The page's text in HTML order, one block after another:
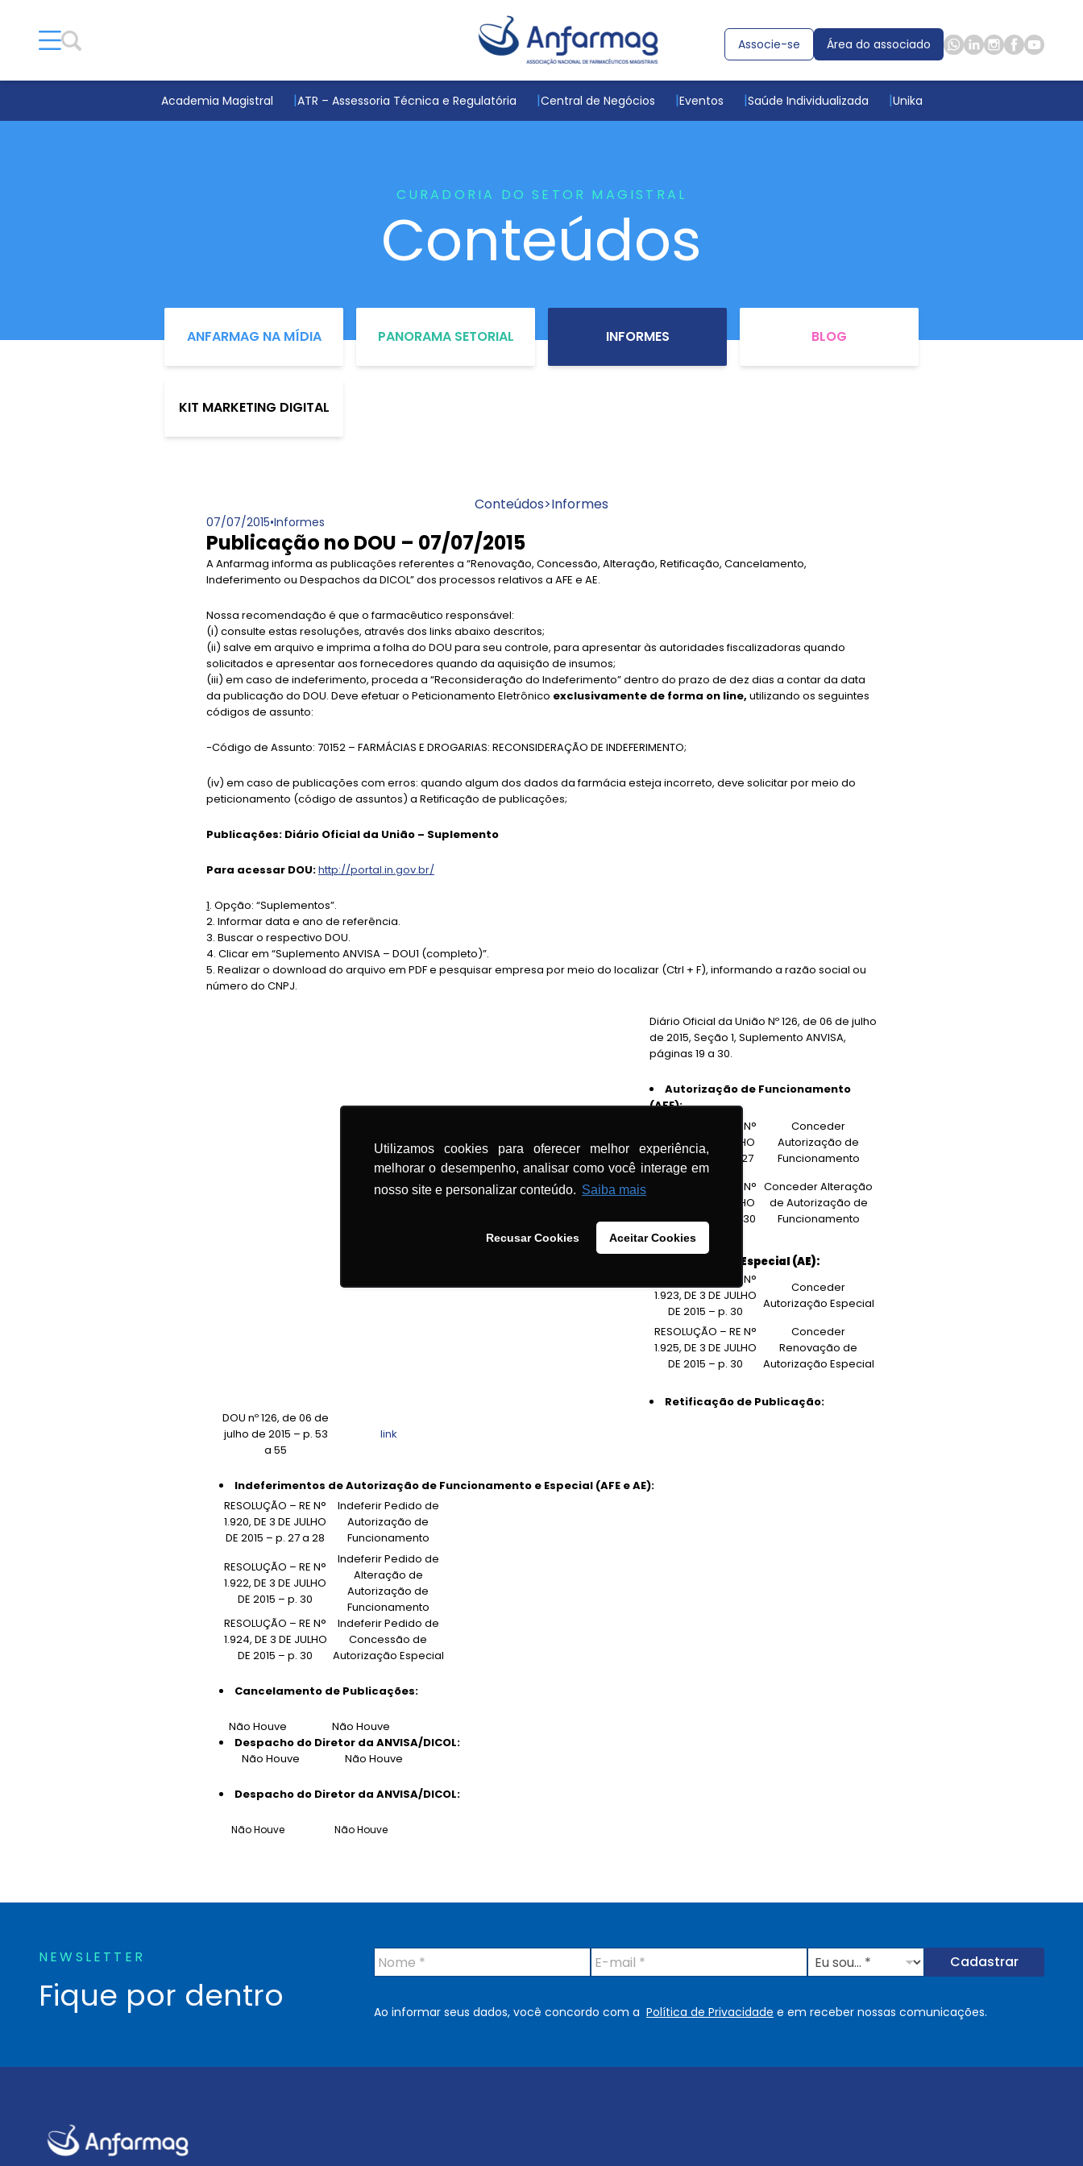
Utilizamos cookies para oferecer melhor experiência,
melhorar o desempenho, analisar como você interage em
nosso site e personalizar conteúdo. Saiba mais
Recusar Cookies Aceitar Cookies
Associe-se Área do associado
Academia Magistral ATR – Assessoria Técnica e Regulatória Central de Negócios Eventos Saúde Individualizada Unika
CURADORIA DO SETOR MAGISTRAL
Conteúdos
ANFARMAG NA MÍDIA PANORAMA SETORIAL INFORMES BLOG
KIT MARKETING DIGITAL
Conteúdos>Informes
07/07/2015•Informes
Publicação no DOU – 07/07/2015
A Anfarmag informa as publicações referentes a “Renovação, Concessão, Alteração, Retificação, Cancelamento,
Indeferimento ou Despachos da DICOL” dos processos relativos a AFE e AE.
Nossa recomendação é que o farmacêutico responsável:
(i) consulte estas resoluções, através dos links abaixo descritos;
(ii) salve em arquivo e imprima a folha do DOU para seu controle, para apresentar às autoridades fiscalizadoras quando
solicitados e apresentar aos fornecedores quando da aquisição de insumos;
(iii) em caso de indeferimento, proceda a “Reconsideração do Indeferimento” dentro do prazo de dez dias a contar da data
da publicação do DOU. Deve efetuar o Peticionamento Eletrônico exclusivamente de forma on line, utilizando os seguintes
códigos de assunto:
-Código de Assunto: 70152 – FARMÁCIAS E DROGARIAS: RECONSIDERAÇÃO DE INDEFERIMENTO;
(iv) em caso de publicações com erros: quando algum dos dados da farmácia esteja incorreto, deve solicitar por meio do
peticionamento (código de assuntos) a Retificação de publicações;
Publicações: Diário Oficial da União – Suplemento
Para acessar DOU:http://portal.in.gov.br/
1. Opção: “Suplementos”.
2. Informar data e ano de referência.
3. Buscar o respectivo DOU.
4. Clicar em “Suplemento ANVISA – DOU1 (completo)”.
5. Realizar o download do arquivo em PDF e pesquisar empresa por meio do localizar (Ctrl + F), informando a razão social ou
número do CNPJ.
Diário Oficial da União Nº 126, de 06 de julho
de 2015, Seção 1, Suplemento ANVISA,
páginas 19 a 30.
Autorização de Funcionamento
(AFE):
RESOLUÇÃO – RE N°
1.919, DE 3 DE JULHO
DE 2015 – p. 19 a 27
Conceder
Autorização de
Funcionamento
RESOLUÇÃO – RE N°
1.921, DE 3 DE JULHO
DE 2015 – p. 28 a 30
Conceder Alteração
de Autorização de
Funcionamento
Autorização Especial (AE):
RESOLUÇÃO – RE N°
1.923, DE 3 DE JULHO
DE 2015 – p. 30
Conceder
Autorização Especial
RESOLUÇÃO – RE N°
1.925, DE 3 DE JULHO
DE 2015 – p. 30
Conceder
Renovação de
Autorização Especial
Retificação de Publicação:
DOU nº 126, de 06 de
julho de 2015 – p. 53
a 55
link
Indeferimentos de Autorização de Funcionamento e Especial (AFE e AE):
RESOLUÇÃO – RE N°
1.920, DE 3 DE JULHO
DE 2015 – p. 27 a 28
Indeferir Pedido de
Autorização de
Funcionamento
RESOLUÇÃO – RE N°
1.922, DE 3 DE JULHO
DE 2015 – p. 30
Indeferir Pedido de
Alteração de
Autorização de
Funcionamento
RESOLUÇÃO – RE N°
1.924, DE 3 DE JULHO
DE 2015 – p. 30
Indeferir Pedido de
Concessão de
Autorização Especial
Cancelamento de Publicações:
Não Houve
Não Houve
Despacho do Diretor da ANVISA/DICOL:
Não Houve
Não Houve
Despacho do Diretor da ANVISA/DICOL:
Não Houve Não Houve
NEWSLETTER
Fique por dentro
N
o
*
E
-
i
E
u
u
Cadastrar
Ao informar seus dados, você concordo com a Política de Privacidade e em receber nossas comunicações.